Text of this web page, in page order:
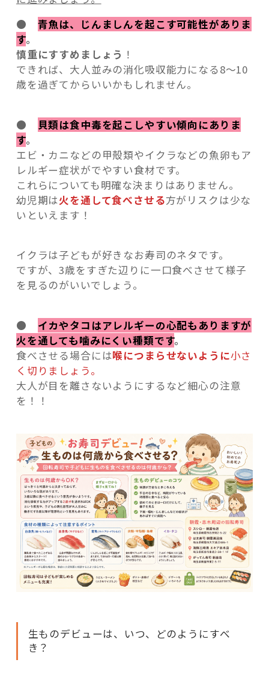
● 青魚は、じんましんを起こす可能性がありま
す。
慎重にすすめましょう ！
できれば、大人並みの消化吸収能力になる8～10
歳を過ぎてからいいかもしれません。
●
貝類は食中毒を起こしやすい傾向にありま
す。
エビ・カニなどの甲殻類やイクラなどの魚卵もア
レルギー症状がでやすい食材です。
これらについても明確な決まりはありません。
幼児期は火を通して食べさせる方がリスクは少な
いといえます！
イクラは子どもが好きなお寿司のネタです。
ですが、3歳をすぎた辺りに一口食べさせて様子
を見るのがいいでしょう。
● イカやタコはアレルギーの心配もありますが
火を通しても噛みにくい種類です。
食べさせる場合には喉につまらせないように小さ
く切りましょう。
大人が目を離さないようにするなど細心の注意
を！！
生ものデビューは、いつ、どのようにすべ
き？